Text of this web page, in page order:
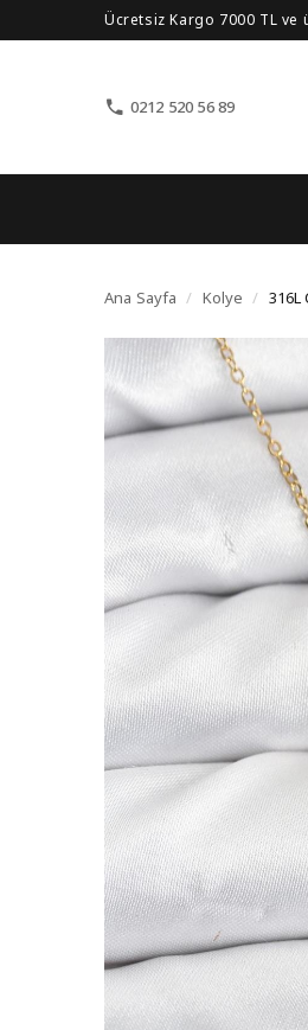
Ücretsiz Kargo 7000 TL ve
0212 520 56 89
316L Çelik
Ana Sayfa / Kolye / 316L